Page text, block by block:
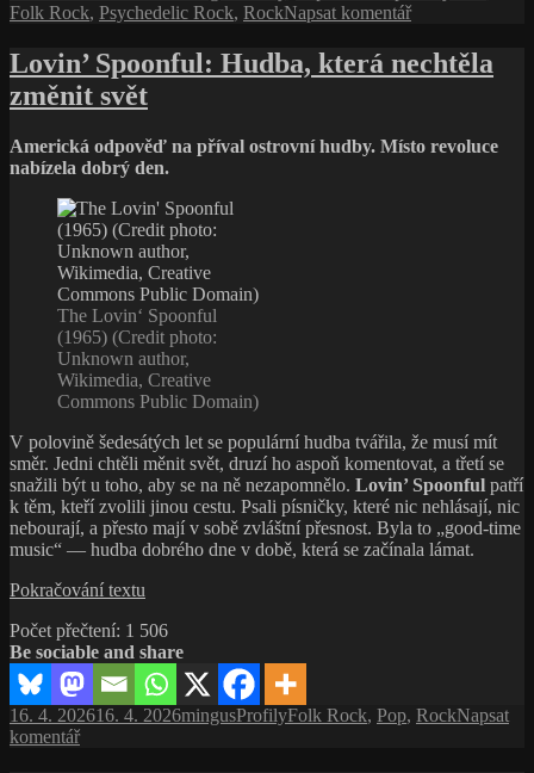
–
o tom
nemluvil
Folk Rock, Psychedelic Rock, RockNapsat komentářpro
názvem
muž,
Lovin’ Spoonful: Hudba, která nechtěla
změnit svět
Americká odpověď na příval ostrovní hudby. Místo revoluce
nabízela dobrý den.
The Lovin‘ Spoonful
(1965) (Credit photo:
Unknown author,
Wikimedia, Creative
Commons Public Domain)
V polovině šedesátých let se populární hudba tvářila, že musí mít
směr. Jedni chtěli měnit svět, druzí ho aspoň komentovat, a třetí se
snažili být u toho, aby se na ně nezapomnělo. Lovin’ Spoonful patří
k těm, kteří zvolili jinou cestu. Psali písničky, které nic nehlásají, nic
nebourají, a přesto mají v sobě zvláštní přesnost. Byla to „good-time
music“ — hudba dobrého dne v době, která se začínala lámat.
Pokračování textu
Hudba,
která
nechtěla
změnit
svět
Počet přečtení: 1 506
Be sociable and share
Publikováno:
16. 4. 202616. 4. 2026Autor:
mingusRubriky:
ProfilyŠtítky:
Folk Rock, Pop, RockNapsat
komentářpro